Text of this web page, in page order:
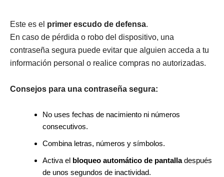
Este es el primer escudo de defensa.
En caso de pérdida o robo del dispositivo, una
contraseña segura puede evitar que alguien acceda a tu
información personal o realice compras no autorizadas.
Consejos para una contraseña segura:
No uses fechas de nacimiento ni números
consecutivos.
Combina letras, números y símbolos.
Activa el bloqueo automático de pantalladespués
de unos segundos de inactividad.